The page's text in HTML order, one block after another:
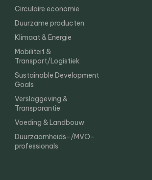
Circulaire economie
Duurzame producten
Klimaat & Energie
Mobiliteit &
Transport/Logistiek
Sustainable Development
Goals
Verslaggeving &
Transparantie
Voeding & Landbouw
Duurzaamheids-/MVO-
professionals